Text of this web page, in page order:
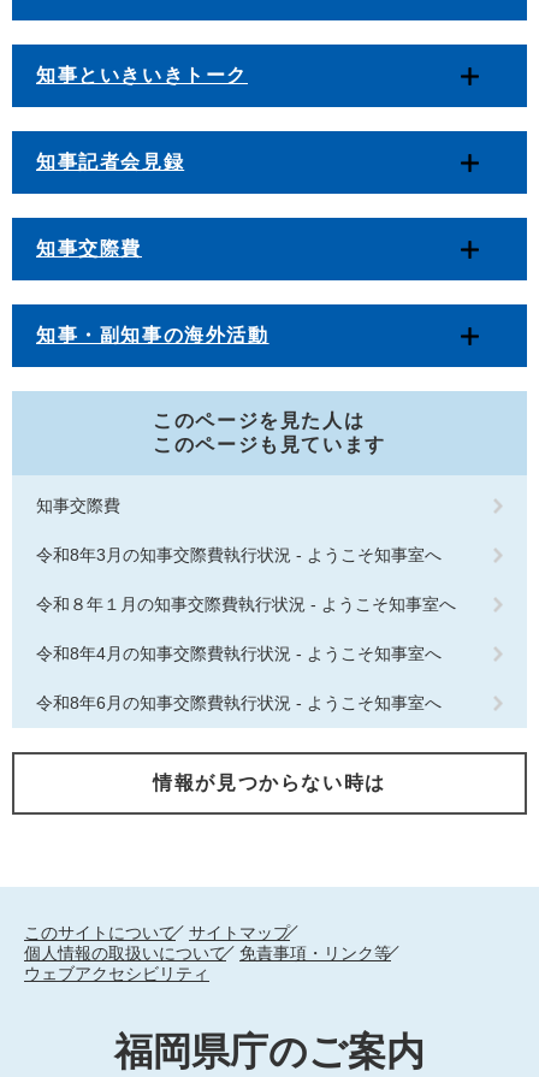
知事といきいきトーク
知事記者会見録
知事交際費
知事・副知事の海外活動
このページを見た人は
このページも見ています
知事交際費
令和8年3月の知事交際費執行状況 - ようこそ知事室へ
令和８年１月の知事交際費執行状況 - ようこそ知事室へ
令和8年4月の知事交際費執行状況 - ようこそ知事室へ
令和8年6月の知事交際費執行状況 - ようこそ知事室へ
情報が見つからない時は
このサイトについて
サイトマップ
個人情報の取扱いについて
免責事項・リンク等
ウェブアクセシビリティ
福岡県庁のご案内